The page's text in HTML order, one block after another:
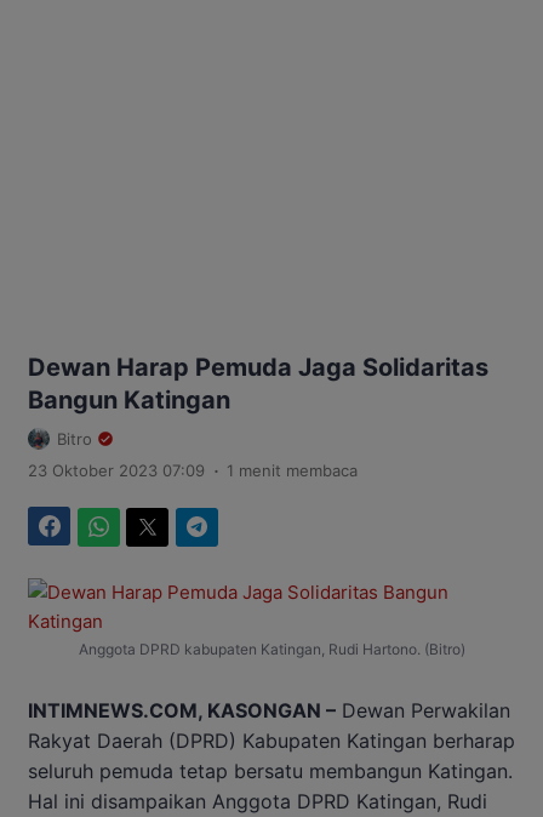
Dewan Harap Pemuda Jaga Solidaritas
Bangun Katingan
Bitro
23 Oktober 2023 07:09 . 1 menit membaca
Anggota DPRD kabupaten Katingan, Rudi Hartono. (Bitro)
INTIMNEWS.COM, KASONGAN – Dewan Perwakilan
Rakyat Daerah (DPRD) Kabupaten Katingan berharap
seluruh pemuda tetap bersatu membangun Katingan.
Hal ini disampaikan Anggota DPRD Katingan, Rudi